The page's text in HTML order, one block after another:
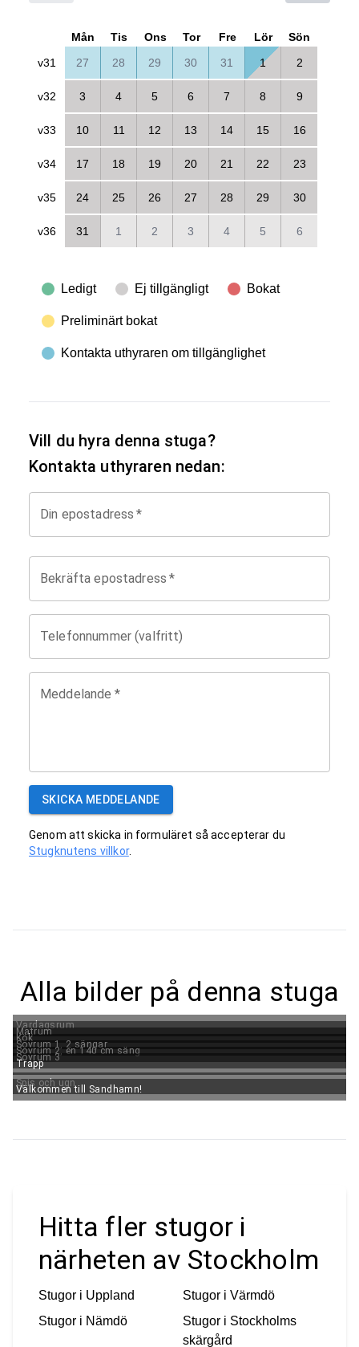
Mån Tis Ons Tor Fre Lör
Sön
v31
27 28 29 30 31 1 2
v32 3 4 5 6 7 8 9
v33 10 11 12 13 14 15 16
v34 17 18 19 20 21 22 23
v35 24 25 26 27 28 29 30
v36 31 1 2 3 4 5 6
Ledigt Ej tillgängligt Bokat
Preliminärt bokat
Kontakta uthyraren om tillgänglighet
Vill du hyra denna stuga?
Kontakta uthyraren nedan:
Din epostadress *
Bekräfta epostadress *
Telefonnummer (valfritt)
Meddelande *
SKICKA MEDDELANDE
Genom att skicka in formuläret så accepterar du
Stugknutens villkor.
Alla bilder på denna stuga
Vardagsrum
Matrum
Kök
Sovrum 1, 2 sängar
Sovrum 2, en 140 cm säng
Sovrum 3
Trapp
Spis och ugn
Välkommen till Sandhamn!
Hitta fler stugor i
närheten av Stockholm
Stugor i Uppland Stugor i Värmdö
Stugor i Nämdö Stugor i Stockholms
skärgård